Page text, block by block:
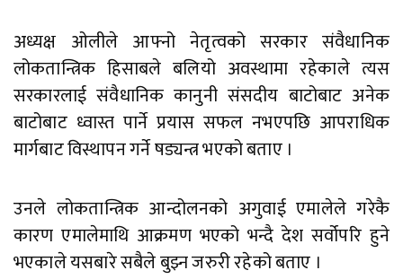
अध्यक्ष ओलीले आफ्नो नेतृत्वको सरकार संवैधानिक
लोकतान्त्रिक हिसाबले बलियो अवस्थामा रहेकाले त्यस
सरकारलाई संवैधानिक कानुनी संसदीय बाटोबाट अनेक
बाटोबाट ध्वास्त पार्ने प्रयास सफल नभएपछि आपराधिक
मार्गबाट विस्थापन गर्ने षड्यन्त्र भएको बताए ।
उनले लोकतान्त्रिक आन्दोलनको अगुवाई एमालेले गरेकै
कारण एमालेमाथि आक्रमण भएको भन्दै देश सर्वोपरि हुने
भएकाले यसबारे सबैले बुझ्न जरुरी रहेको बताए ।